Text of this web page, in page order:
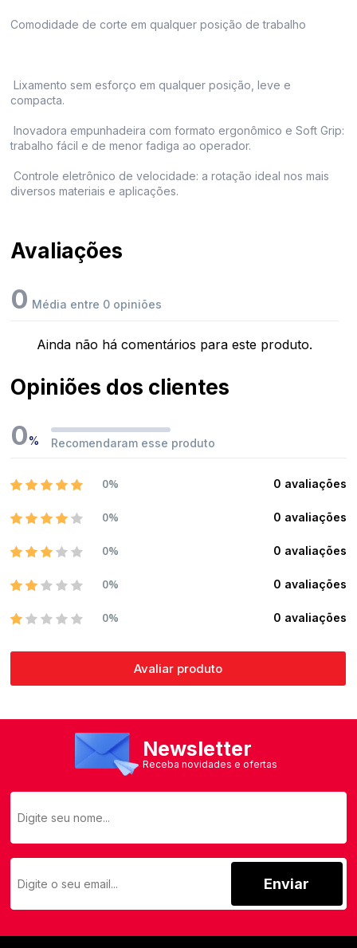
Comodidade de corte em qualquer posição de trabalho
Lixamento sem esforço em qualquer posição, leve e
compacta.
Inovadora empunhadeira com formato ergonômico e Soft Grip:
trabalho fácil e de menor fadiga ao operador.
Controle eletrônico de velocidade: a rotação ideal nos mais
diversos materiais e aplicações.
Avaliações
0 Média entre 0 opiniões
Ainda não há comentários para este produto.
Opiniões dos clientes
0% Recomendaram esse produto
0% 0 avaliações
0% 0 avaliações
0% 0 avaliações
0% 0 avaliações
0% 0 avaliações
Avaliar produto
Newsletter
Receba novidades e ofertas
Enviar